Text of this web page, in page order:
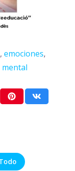
, emociones,
mental